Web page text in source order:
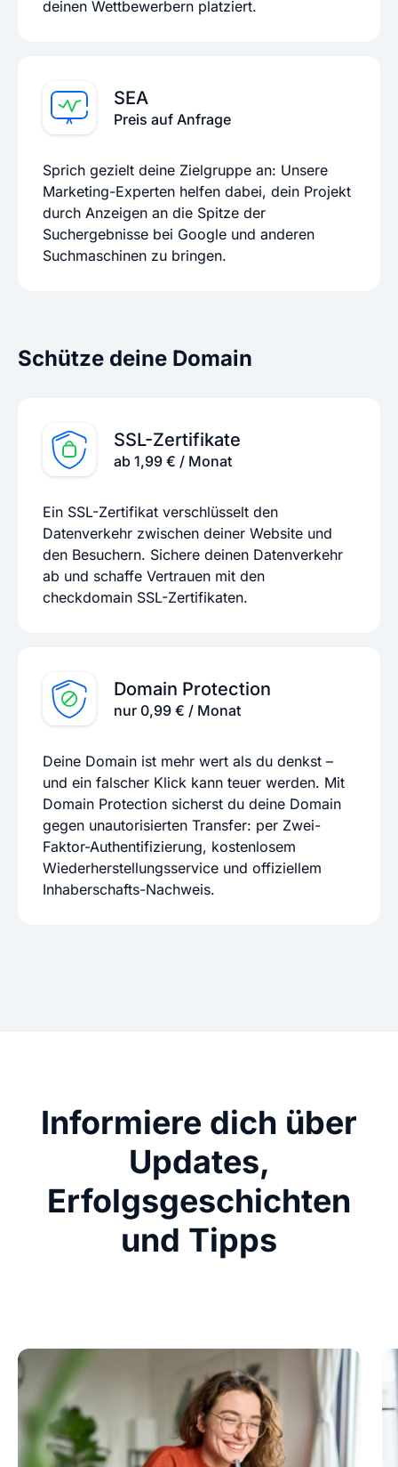
deinen Wettbewerbern platziert.
SEA
Preis auf Anfrage
Sprich gezielt deine Zielgruppe an: Unsere
Marketing-Experten helfen dabei, dein Projekt
durch Anzeigen an die Spitze der
Suchergebnisse bei Google und anderen
Suchmaschinen zu bringen.
Schütze deine Domain
SSL-Zertifikate
ab 1,99 € / Monat
Ein SSL-Zertifikat verschlüsselt den
Datenverkehr zwischen deiner Website und
den Besuchern. Sichere deinen Datenverkehr
ab und schaffe Vertrauen mit den
checkdomain SSL-Zertifikaten.
Domain Protection
nur 0,99 € / Monat
Deine Domain ist mehr wert als du denkst –
und ein falscher Klick kann teuer werden. Mit
Domain Protection sicherst du deine Domain
gegen unautorisierten Transfer: per Zwei-
Faktor-Authentifizierung, kostenlosem
Wiederherstellungsservice und offiziellem
Inhaberschafts-Nachweis.
Informiere dich über
Updates,
Erfolgsgeschichten
und Tipps